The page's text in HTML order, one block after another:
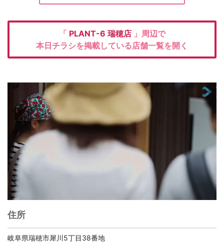
「 PLANT-6 瑞穂店 」周辺で
本日チラシを掲載している店舗一覧を開く
住所
岐阜県瑞穂市犀川5丁目38番地